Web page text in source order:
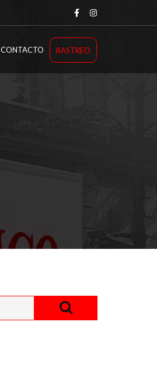
CONTACTO RASTREO